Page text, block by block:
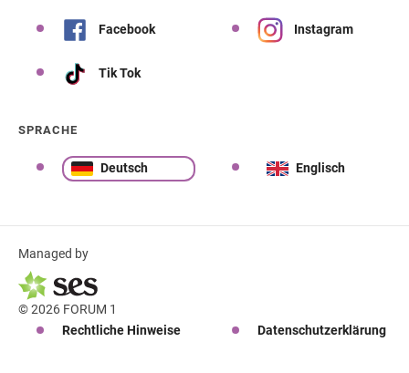
Facebook Instagram
Tik Tok
SPRACHE
Deutsch Englisch
Managed by
© 2026 FORUM 1
Rechtliche Hinweise
Datenschutzerklärung